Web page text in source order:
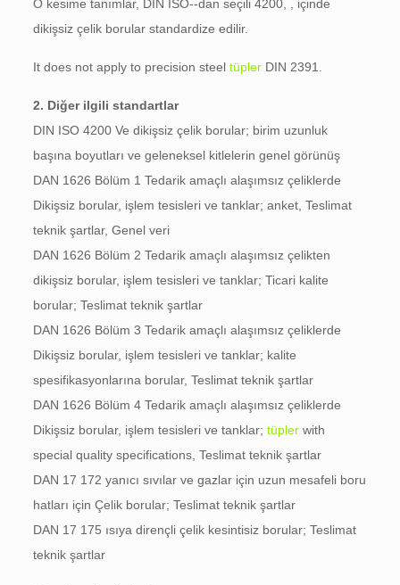
O kesime tanımlar, DIN ISO--dan seçili 4200, , içinde
dikişsiz çelik borular standardize edilir.
It does not apply to precision steel tüplerDIN 2391.
2. Diğer ilgili standartlar
DIN ISO 4200 Ve dikişsiz çelik borular; birim uzunluk
başına boyutları ve geleneksel kitlelerin genel görünüş
DAN 1626 Bölüm 1 Tedarik amaçlı alaşımsız çeliklerde
Dikişsiz borular, işlem tesisleri ve tanklar; anket, Teslimat
teknik şartlar, Genel veri
DAN 1626 Bölüm 2 Tedarik amaçlı alaşımsız çelikten
dikişsiz borular, işlem tesisleri ve tanklar; Ticari kalite
borular; Teslimat teknik şartlar
DAN 1626 Bölüm 3 Tedarik amaçlı alaşımsız çeliklerde
Dikişsiz borular, işlem tesisleri ve tanklar; kalite
spesifikasyonlarına borular, Teslimat teknik şartlar
DAN 1626 Bölüm 4 Tedarik amaçlı alaşımsız çeliklerde
Dikişsiz borular, işlem tesisleri ve tanklar; tüpler with
special quality specifications, Teslimat teknik şartlar
DAN 17 172 yanıcı sıvılar ve gazlar için uzun mesafeli boru
hatları için Çelik borular; Teslimat teknik şartlar
DAN 17 175 ısıya dirençli çelik kesintisiz borular; Teslimat
teknik şartlar